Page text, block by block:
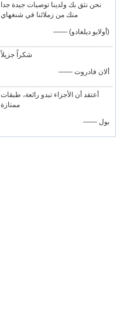
نحن نثق بك ولدينا توصيات جيدة جدا
منك من زملائنا في شنغهاي
—— (أولايو ديلغادو)
شكراً جزيلاً
—— ألان فادروت
أعتقد أن الأجزاء تبدو رائعة، طبقات
ممتازة
—— بول